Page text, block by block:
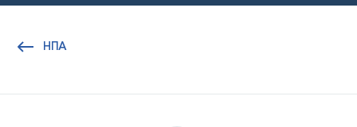
НПА